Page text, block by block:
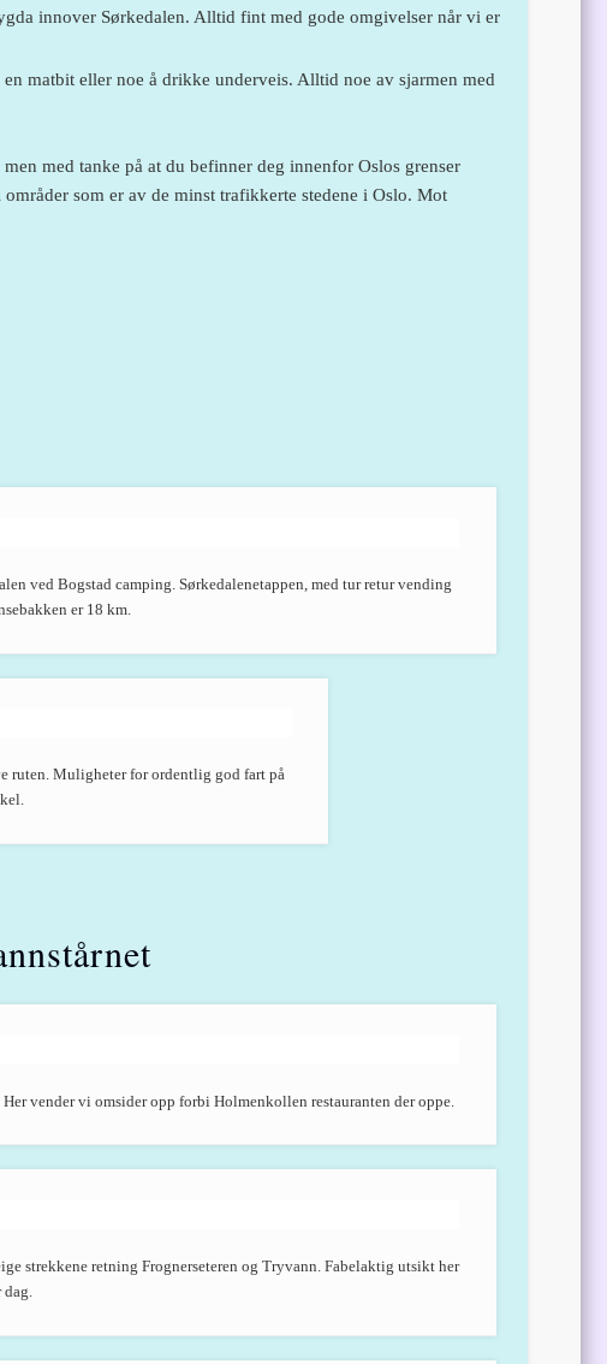
innover Sørkedalen. Alltid fint med gode omgivelser når vi er
matbit eller noe å drikke underveis. Alltid noe av sjarmen med
med tanke på at du befinner deg innenfor Oslos grenser
som er av de minst trafikkerte stedene i Oslo. Mot
ved Bogstad camping. Sørkedalenetappen, med tur retur vending
er 18 km.
ruten. Muligheter for ordentlig god fart på
vender vi omsider opp forbi Holmenkollen restauranten der oppe.
strekkene retning Frognerseteren og Tryvann. Fabelaktig utsikt her
dag.